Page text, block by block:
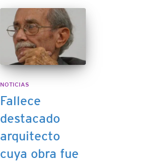
NOTICIAS
Fallece
destacado
arquitecto
cuya obra fue